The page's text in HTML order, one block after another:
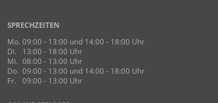
SPRECHZEITEN
Mo. 09:00 - 13:00 und 14:00 - 18:00 Uhr
Di.
13:00 - 18:00 Uhr
Mi. 08:00 - 13:00 Uhr
Do. 09:00 - 13:00 und 14:00 - 18:00 Uhr
Fr.
09:00 - 13:00 Uhr